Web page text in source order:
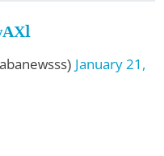
January 21,